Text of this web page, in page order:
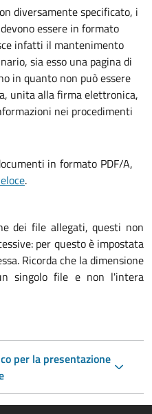
diversamente specificato, i
essere in formato
infatti il mantenimento
sia esso una pagina di
in quanto non può essere
unita alla firma elettronica,
nei procedimenti
in formato PDF/A,
.
dei file allegati, questi non
per questo è impostata
Ricorda che la dimensione
singolo file e non l'intera
per la presentazione